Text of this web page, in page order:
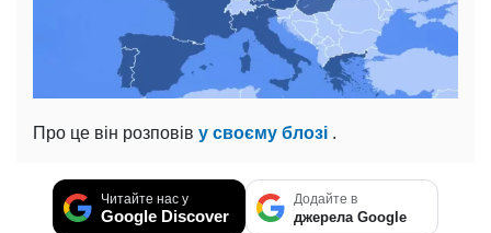
Про це він розповів у своєму блозі .
Читайте нас у
Google Discover
Додайте в
джерела Google